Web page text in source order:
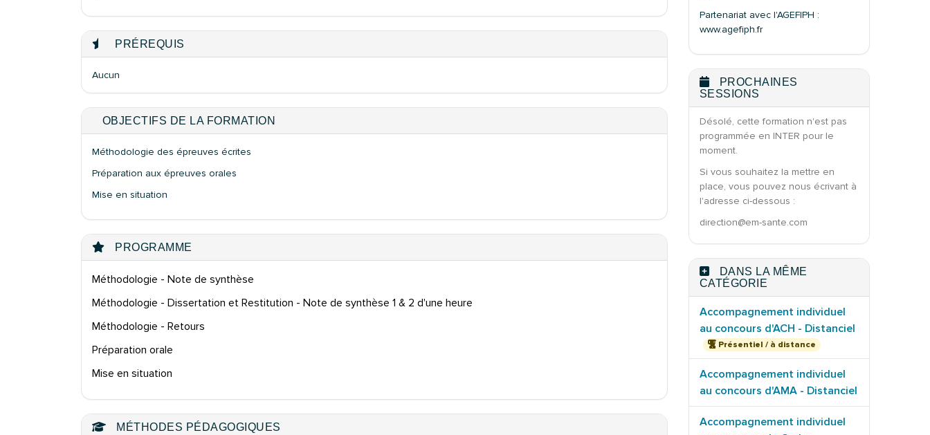
PRÉREQUIS
Aucun
OBJECTIFS DE LA FORMATION
Méthodologie des épreuves écrites
Préparation aux épreuves orales
Mise en situation
PROGRAMME
Méthodologie - Note de synthèse
Méthodologie - Dissertation et Restitution - Note de synthèse 1 & 2 d'une heure
Méthodologie - Retours
Préparation orale
Mise en situation
MÉTHODES PÉDAGOGIQUES
Partenariat avec l'AGEFIPH :
www.agefiph.fr
PROCHAINES
SESSIONS
Désolé, cette formation n'est pas
programmée en INTER pour le
moment.
Si vous souhaitez la mettre en
place, vous pouvez nous écrivant à
l'adresse ci-dessous :
direction@em-sante.com
DANS LA MÊME
CATÉGORIE
Accompagnement individuel
au concours d'ACH - Distanciel
Présentiel / à distance
Accompagnement individuel
au concours d'AMA - Distanciel
Accompagnement individuel